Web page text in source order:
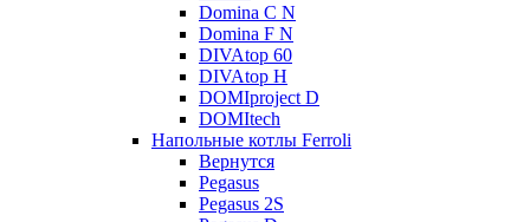
Domina C N
Domina F N
DIVAtop 60
DIVAtop H
DOMIproject D
DOMItech
Напольные котлы Ferroli
Вернутся
Pegasus
Pegasus 2S